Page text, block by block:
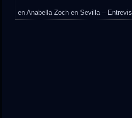
enAnabella Zoch en Sevilla –